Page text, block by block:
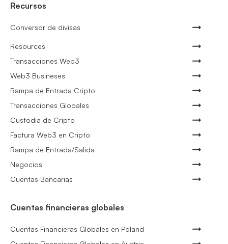
Recursos
Conversor de divisas
Resources
Transacciones Web3
Web3 Busineses
Rampa de Entrada Cripto
Transacciones Globales
Custodia de Cripto
Factura Web3 en Cripto
Rampa de Entrada/Salida
Negocios
Cuentas Bancarias
Cuentas financieras globales
Cuentas Financieras Globales en Poland